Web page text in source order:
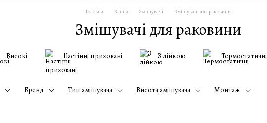
Головна Ванна Змішувачі Змішувачі для раковини
Змішувачі для раковини
Високі Настінні приховані З лійкою Термостатичні
Бренд Тип змішувача Висота змішувача Монтаж